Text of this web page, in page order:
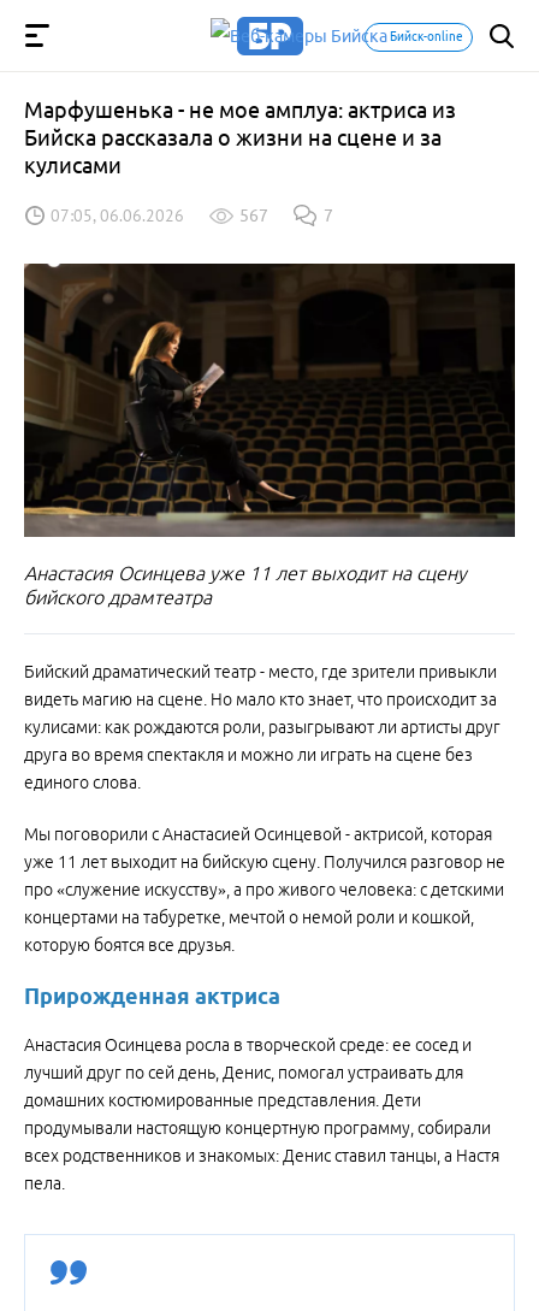
Бийск-online
Марфушенька - не мое амплуа: актриса из
Бийска рассказала о жизни на сцене и за
кулисами
07:05, 06.06.2026 567 7
Анастасия Осинцева уже 11 лет выходит на сцену
бийского драмтеатра
Бийский драматический театр - место, где зрители привыкли
видеть магию на сцене. Но мало кто знает, что происходит за
кулисами: как рождаются роли, разыгрывают ли артисты друг
друга во время спектакля и можно ли играть на сцене без
единого слова.
Мы поговорили с Анастасией Осинцевой - актрисой, которая
уже 11 лет выходит на бийскую сцену. Получился разговор не
про «служение искусству», а про живого человека: с детскими
концертами на табуретке, мечтой о немой роли и кошкой,
которую боятся все друзья.
Прирожденная актриса
Анастасия Осинцева росла в творческой среде: ее сосед и
лучший друг по сей день, Денис, помогал устраивать для
домашних костюмированные представления. Дети
продумывали настоящую концертную программу, собирали
всех родственников и знакомых: Денис ставил танцы, а Настя
пела.